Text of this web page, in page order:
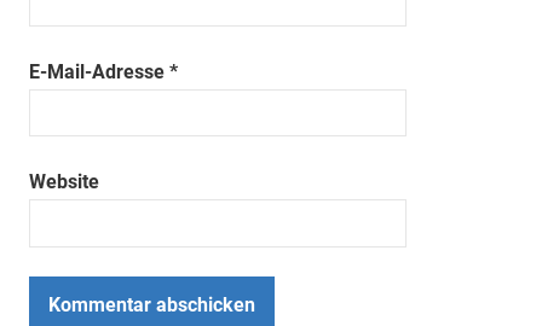
E-Mail-Adresse *
Website